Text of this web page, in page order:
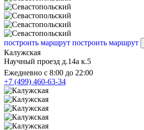
построить маршрут построить маршрут
Калужская
Научный проезд д.14а к.5
Ежедневно с 8:00 до 22:00
+7 (499) 460-63-34